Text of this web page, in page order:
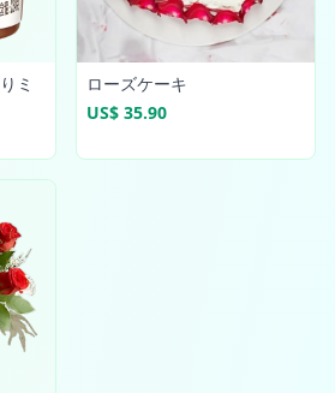
ミ
ローズケーキ
US$ 35.90